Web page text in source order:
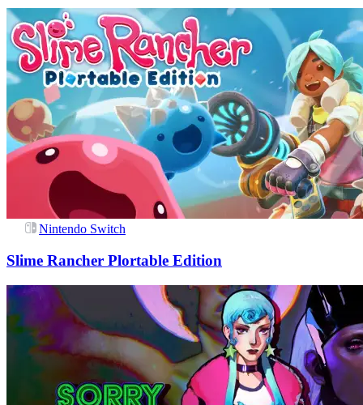
Nintendo Switch
Slime Rancher Plortable Edition